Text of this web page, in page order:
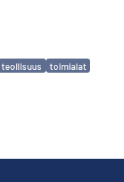
teollisuus
toimialat